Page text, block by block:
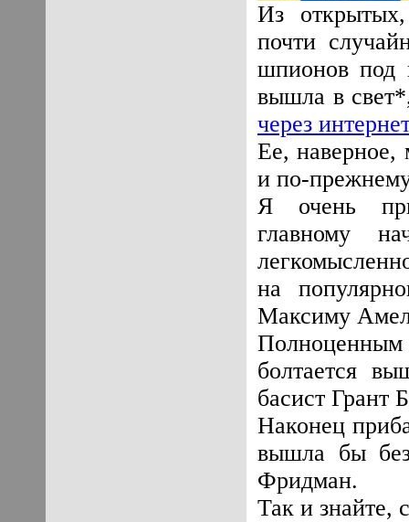
Из
почти
шпионов под
вышла в
через интернет
Ее, наверное,
и по-
Я очень
главному
на
Максиму
болтается
басист Грант
Наконец
вышла бы
Фридман.
Так и знайте,